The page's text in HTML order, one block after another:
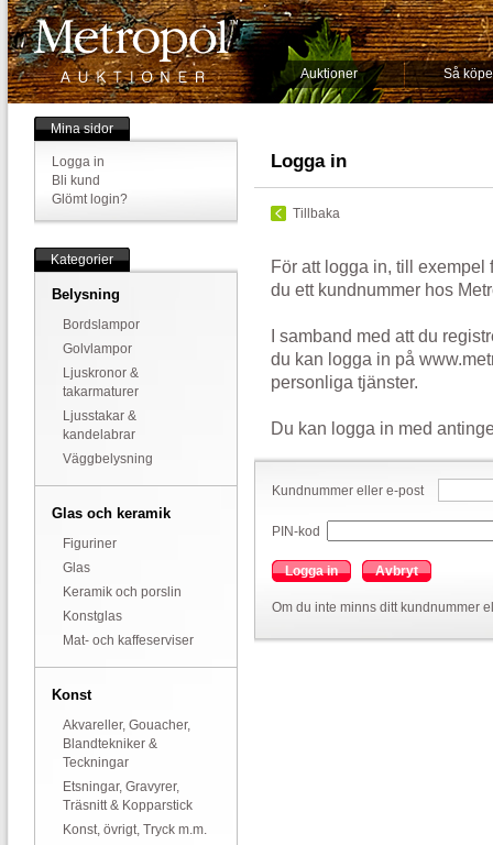
Auktioner Så
Mina sidor
Logga in
Bli kund
Glömt login?
Kategorier
Belysning
Bordslampor
Golvlampor
Ljuskronor &
takarmaturer
Ljusstakar &
kandelabrar
Väggbelysning
Glas och keramik
Figuriner
Glas
Keramik och porslin
Konstglas
Mat- och kaffeserviser
Konst
Akvareller, Gouacher,
Blandtekniker &
Teckningar
Etsningar, Gravyrer,
Träsnitt & Kopparstick
Konst, övrigt, Tryck m.m.
Logga in
Tillbaka
För att logga in, till exempel
du ett kundnummer hos
I samband med att du
du kan logga in på
personliga tjänster.
Du kan logga in med
Kundnummer eller e-post
PIN-kod
Logga in Avbryt
Om du inte minns ditt kundnummer